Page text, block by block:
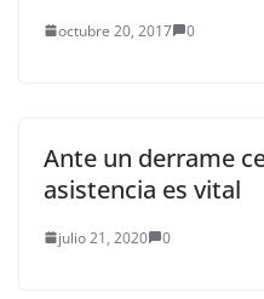
octubre 20, 2017 0
Ante un derrame
asistencia es vital
julio 21, 2020 0